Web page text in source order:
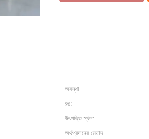
অবস্থা:
রঙ:
উৎপত্তি স্থল:
অর্থপ্রদানের মেয়াদ: